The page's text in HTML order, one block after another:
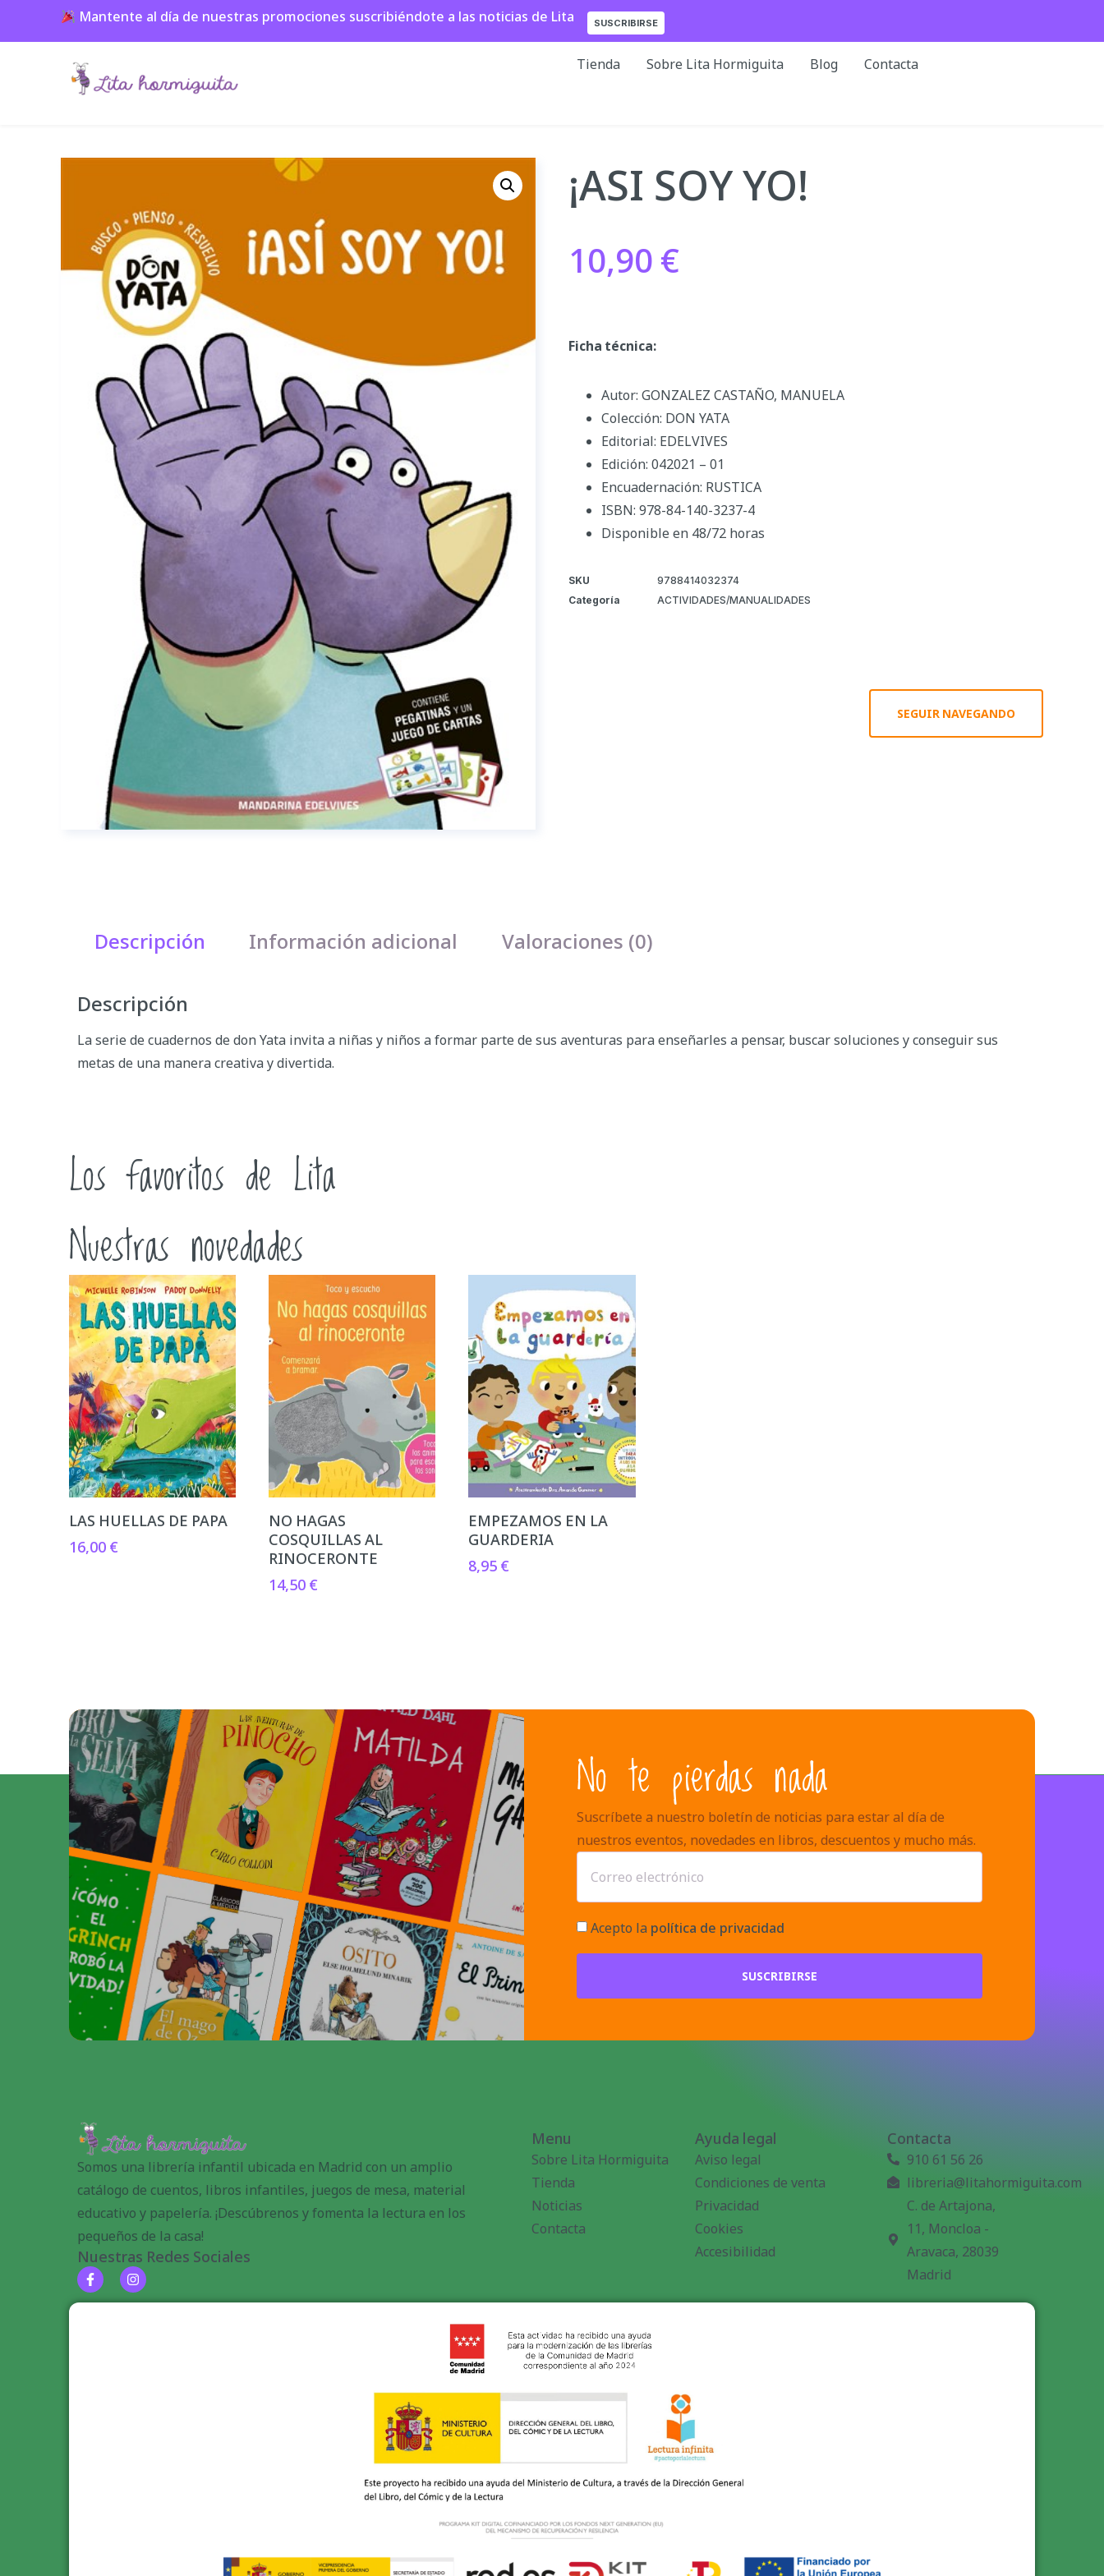
Mantente al día de nuestras promociones suscribiéndote a las noticias de Lita SUSCRIBIRSE
Tienda Sobre Lita Hormiguita Blog Contacta
¡ASI SOY YO!
10,90 €
Ficha técnica:
Autor: GONZALEZ CASTAÑO, MANUELA
Colección: DON YATA
Editorial: EDELVIVES
Edición: 042021 – 01
Encuadernación: RUSTICA
ISBN: 978-84-140-3237-4
Disponible en 48/72 horas
SKU
9788414032374
Categoría
ACTIVIDADES/MANUALIDADES
SEGUIR NAVEGANDO
Descripción Información adicional Valoraciones (0)
Descripción
La serie de cuadernos de don Yata invita a niñas y niños a formar parte de sus aventuras para enseñarles a pensar, buscar soluciones y conseguir sus
metas de una manera creativa y divertida.
Los favoritos de Lita
Nuestras novedades
LAS HUELLAS DE PAPA
16,00 €
NO HAGAS
COSQUILLAS AL
RINOCERONTE
14,50 €
EMPEZAMOS EN LA
GUARDERIA
8,95 €
No te pierdas nada
Suscríbete a nuestro boletín de noticias para estar al día de
nuestros eventos, novedades en libros, descuentos y mucho más.
Acepto la política de privacidad
SUSCRIBIRSE
Somos una librería infantil ubicada en Madrid con un amplio
catálogo de cuentos, libros infantiles, juegos de mesa, material
educativo y papelería. ¡Descúbrenos y fomenta la lectura en los
pequeños de la casa!
Nuestras Redes Sociales
Menu
Sobre Lita Hormiguita
Tienda
Noticias
Contacta
Ayuda legal
Aviso legal
Condiciones de venta
Privacidad
Cookies
Accesibilidad
Contacta
910 61 56 26
libreria@litahormiguita.com
C. de Artajona,
11, Moncloa -
Aravaca, 28039
Madrid